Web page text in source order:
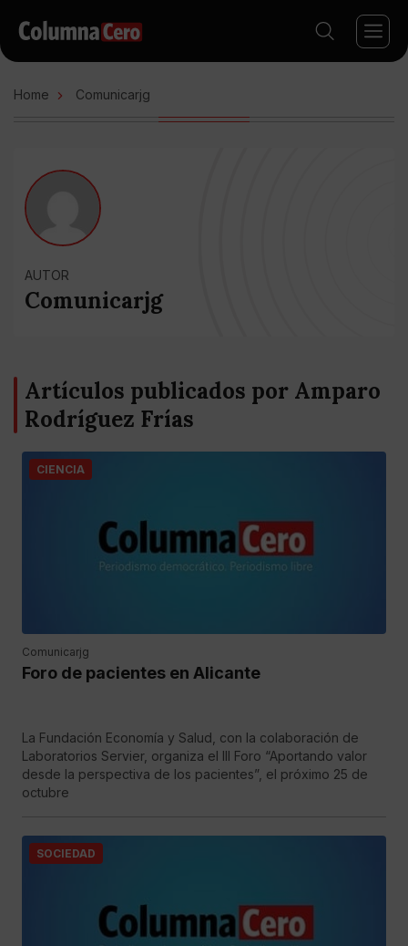
Home Comunicarjg
AUTOR
Comunicarjg
Artículos publicados por Amparo
Rodríguez Frías
CIENCIA
Comunicarjg
Foro de pacientes en Alicante
La Fundación Economía y Salud, con la colaboración de
Laboratorios Servier, organiza el III Foro “Aportando valor
desde la perspectiva de los pacientes”, el próximo 25 de
octubre
SOCIEDAD